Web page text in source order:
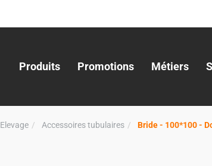
Produits Promotions Métiers
Elevage Accessoires tubulaires Bride - 100*100 -